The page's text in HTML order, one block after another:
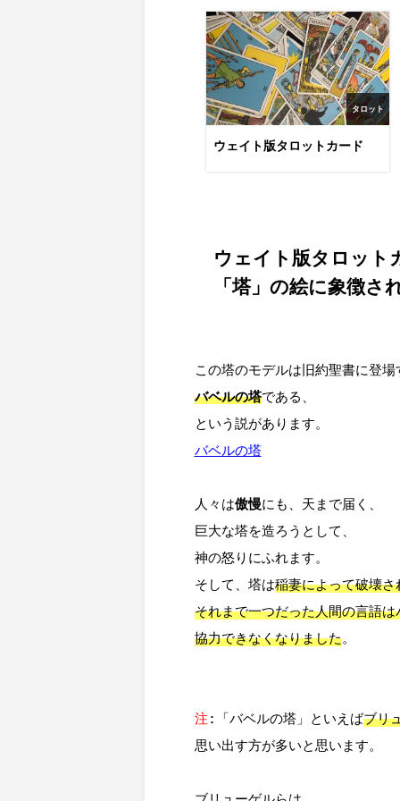
タロット
ウェイト版タロットカード
ウェイト版タロット
「塔」の絵に象徴さ
バベルの塔である、
バベルの塔
人々は傲慢にも、天まで届く、
巨大な塔を造ろうとして、
神の怒りにふれます。
そして、塔は稲妻によって破壊さ
それまで一つだった人間の言語
協力できなくなりました。
注 :「バベルの塔」といえばブリ
思い出す方が多いと思います。